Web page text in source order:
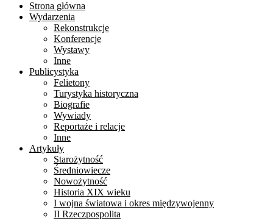
Strona główna
Wydarzenia
Rekonstrukcje
Konferencje
Wystawy
Inne
Publicystyka
Felietony
Turystyka historyczna
Biografie
Wywiady
Reportaże i relacje
Inne
Artykuły
Starożytność
Średniowiecze
Nowożytność
Historia XIX wieku
I wojna światowa i okres międzywojenny
II Rzeczpospolita